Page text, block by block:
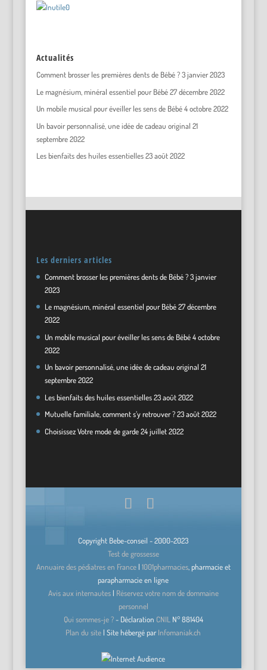
0
Actualités
Comment brosser les premières dents de Bébé ? 3 janvier 2023
Le magnésium, minéral essentiel pour Bébé 27 décembre 2022
Un mobile musical pour éveiller les sens de Bébé 4 octobre 2022
Un bavoir personnalisé, une idée de cadeau original 21
septembre 2022
Les bienfaits des huiles essentielles 23 août 2022
Les derniers articles
Comment brosser les premières dents de Bébé ? 3 janvier
2023
Le magnésium, minéral essentiel pour Bébé 27 décembre
2022
Un mobile musical pour éveiller les sens de Bébé 4 octobre
2022
Un bavoir personnalisé, une idée de cadeau original 21
septembre 2022
Les bienfaits des huiles essentielles 23 août 2022
Mutuelle familiale, comment s’y retrouver ? 23 août 2022
Choisissez Votre mode de garde 24 juillet 2022
Copyright Bebe-conseil - 2000-2023
Test de grossesse
Annuaire des pédiatres en France| 1001pharmacies, pharmacie et
parapharmacie en ligne
Avis aux internautes| Réservez votre nom de dommaine
personnel
Qui sommes-je ?- Déclaration CNIL N°881404
Plan du site| Site hébergé parInfomaniak.ch